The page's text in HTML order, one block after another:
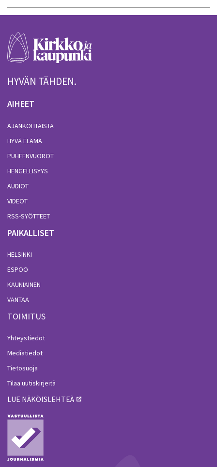
HYVÄN TÄHDEN.
AIHEET
AJANKOHTAISTA
HYVÄ ELÄMÄ
PUHEENVUOROT
HENGELLISYYS
AUDIOT
VIDEOT
RSS-SYÖTTEET
PAIKALLISET
HELSINKI
ESPOO
KAUNIAINEN
VANTAA
TOIMITUS
Yhteystiedot
Mediatiedot
Tietosuoja
Tilaa uutiskirjeitä
LUE NÄKÖISLEHTEÄ